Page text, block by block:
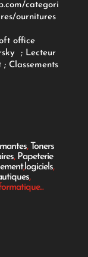
categori
ournitures
office
; Lecteur
; Classements
, Toners
, Papeterie
,logiciels,
,